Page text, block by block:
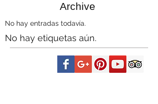
Archive
No hay entradas todavía.
No hay etiquetas aún.